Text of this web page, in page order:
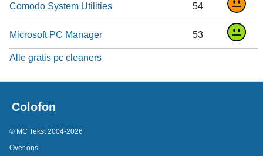
Comodo System Utilities 54
Microsoft PC Manager 53
Alle gratis pc cleaners
Colofon
© MC Tekst 2004-2026
Over ons